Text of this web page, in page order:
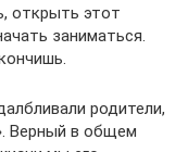
открыть этот
заниматься.
родители,
Верный в общем